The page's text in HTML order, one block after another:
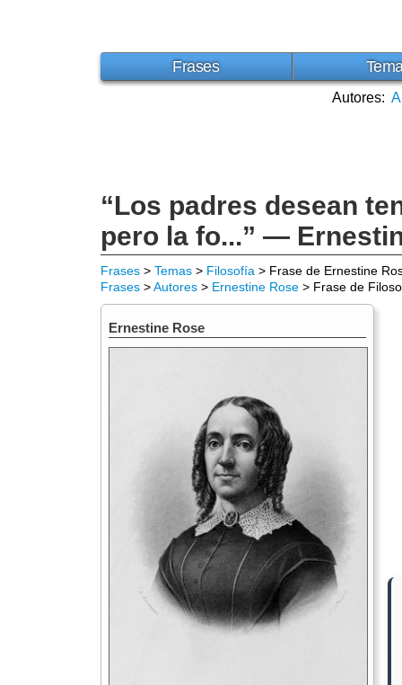
Frases
Autores: A
“Los padres desean
pero la fo...” —
Frases > Temas > Filosofía > Frase de Ernestine
Frases >Autores > Ernestine Rose > Frase de
Ernestine Rose